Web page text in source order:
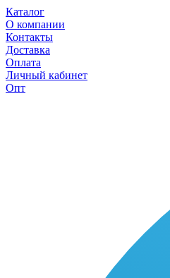
Каталог
О компании
Контакты
Доставка
Оплата
Личный кабинет
Опт